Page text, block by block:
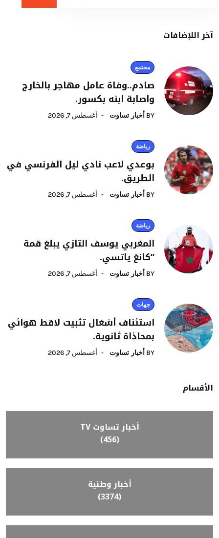
آخر اللإضافات
مجتمع
صادم..وفاة عامل مهاجر بالخارج
واصابة ابنه بكسور.
BY أخبار تساوت أغسطس 7, 2026
رياضة
بوعدي لاعب نادي ليل الفرنسي في
الطريق.
BY أخبار تساوت أغسطس 7, 2026
رياضة
المغربي يوسف التازي يبلغ قمة
“كانغ ياتسي.
BY أخبار تساوت أغسطس 7, 2026
جهات
استئناف أشغال تثبيت لاقط هوائي
بمحاذاة ثانوية.
BY أخبار تساوت أغسطس 7, 2026
الأقسام
أخبار تساوت TV
(456)
أخبار وطنية
(3374)